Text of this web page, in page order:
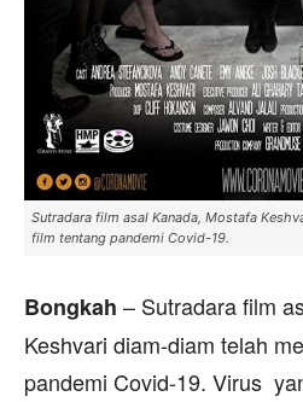
Sutradara film asal Kanada, Mostafa
film tentang pandemi Covid-19.
Bongkah – Sutradara film
Keshvari diam-diam telah
pandemi Covid-19. Virus